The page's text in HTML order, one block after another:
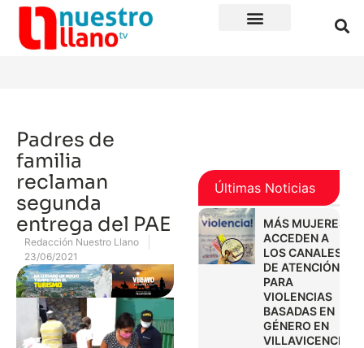
Padres de
familia
reclaman
segunda
entrega del PAE
Redacción Nuestro Llano
23/06/2021
Últimas Noticias
MÁS MUJERES
ACCEDEN A
LOS CANALES
DE ATENCIÓN
PARA
VIOLENCIAS
BASADAS EN
GÉNERO EN
VILLAVICENCIO